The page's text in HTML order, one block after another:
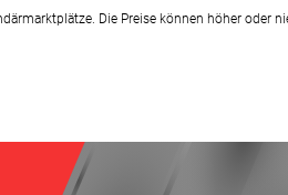
Die Preise können höher oder